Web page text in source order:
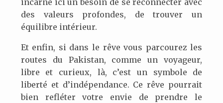
incarne ici un besoin de se reconnecter avec
des valeurs profondes, de trouver un
équilibre intérieur.
Et enfin, si dans le rêve vous parcourez les
routes du Pakistan, comme un voyageur,
libre et curieux, là, c’est un symbole de
liberté et d’indépendance. Ce rêve pourrait
bien refléter votre envie de prendre le